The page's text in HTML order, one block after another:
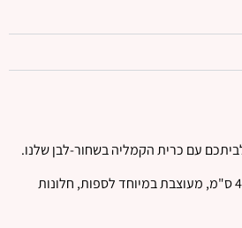
עם כרית הקמליה בשחור-לבן שלנו.
כרית דקורטיבית זו, בגודל 45 ס"מ, מעוצבת במיוחד לספות, חלונות